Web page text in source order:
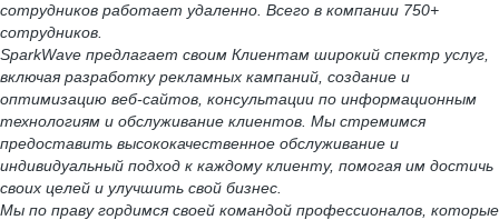
сотрудников работает удаленно. Всего в компании 750+
сотрудников.
SparkWave предлагает своим Клиентам широкий спектр услуг,
включая разработку рекламных кампаний, создание и
оптимизацию веб-сайтов, консультации по информационным
технологиям и обслуживание клиентов. Мы стремимся
предоставить высококачественное обслуживание и
индивидуальный подход к каждому клиенту, помогая им достичь
своих целей и улучшить свой бизнес.
Мы по праву гордимся своей командой профессионалов, которые